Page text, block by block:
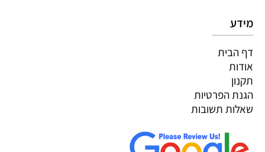
מידע
דף הבית
אודות
תקנון
הגנת הפרטיות
שאלות תשובות